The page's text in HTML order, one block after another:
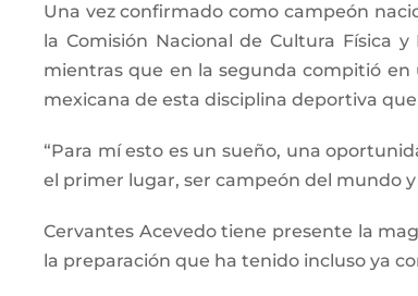
Una vez confirmado como campeón
la Comisión Nacional de Cultura Física
mientras que en la segunda compitió en
mexicana de esta disciplina deportiva que
“Para mí esto es un sueño, una
el primer lugar, ser campeón del mundo
Cervantes Acevedo tiene presente la
la preparación que ha tenido incluso ya